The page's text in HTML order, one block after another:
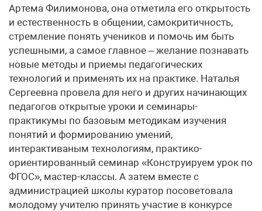
Артема Филимонова, она отметила его открытость
и естественность в общении, самокритичность,
стремление понять учеников и помочь им быть
успешными, а самое главное – желание познавать
новые методы и приемы педагогических
технологий и применять их на практике. Наталья
Сергеевна провела для него и других начинающих
педагогов открытые уроки и семинары-
практикумы по базовым методикам изучения
понятий и формированию умений,
интерактиваным технологиям, практико-
ориентированный семинар «Конструируем урок по
ФГОС», мастер-классы. А затем вместе с
администрацией школы куратор посоветовала
молодому учителю принять участие в конкурсе